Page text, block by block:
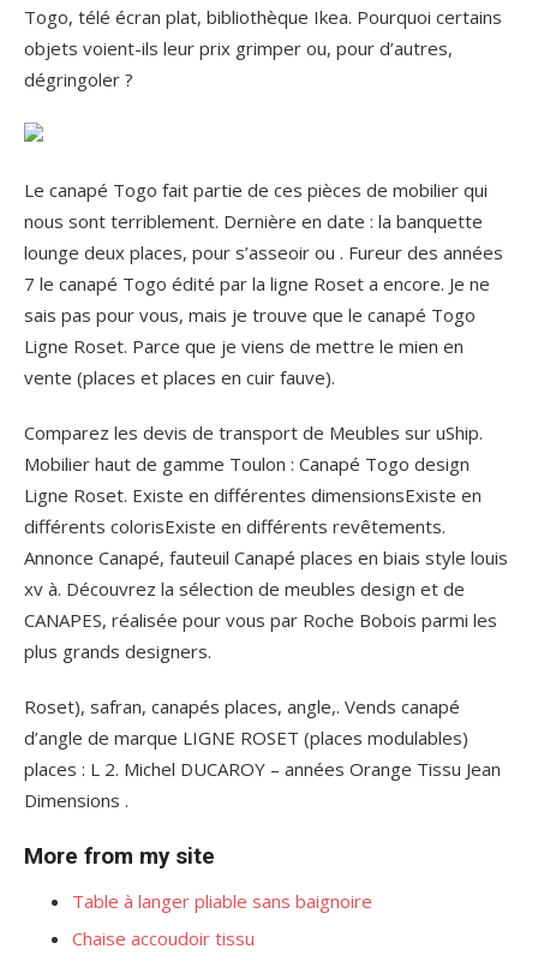
Togo, télé écran plat, bibliothèque Ikea. Pourquoi certains
objets voient-ils leur prix grimper ou, pour d’autres,
dégringoler ?
Le canapé Togo fait partie de ces pièces de mobilier qui
nous sont terriblement. Dernière en date : la banquette
lounge deux places, pour s’asseoir ou . Fureur des années
7 le canapé Togo édité par la ligne Roset a encore. Je ne
sais pas pour vous, mais je trouve que le canapé Togo
Ligne Roset. Parce que je viens de mettre le mien en
vente (places et places en cuir fauve).
Comparez les devis de transport de Meubles sur uShip.
Mobilier haut de gamme Toulon : Canapé Togo design
Ligne Roset. Existe en différentes dimensionsExiste en
différents colorisExiste en différents revêtements.
Annonce Canapé, fauteuil Canapé places en biais style louis
xv à. Découvrez la sélection de meubles design et de
CANAPES, réalisée pour vous par Roche Bobois parmi les
plus grands designers.
Roset), safran, canapés places, angle,. Vends canapé
d’angle de marque LIGNE ROSET (places modulables)
places : L 2. Michel DUCAROY – années Orange Tissu Jean
Dimensions .
More from my site
Table à langer pliable sans baignoire
Chaise accoudoir tissu